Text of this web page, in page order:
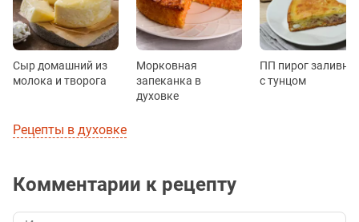
Сыр домашний из
молока и творога
Морковная
запеканка в
духовке
ПП пирог
с тунцом
Рецепты в духовке
Комментарии к рецепту